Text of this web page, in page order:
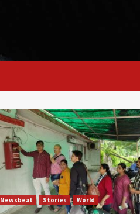
Newsbeat Stories World